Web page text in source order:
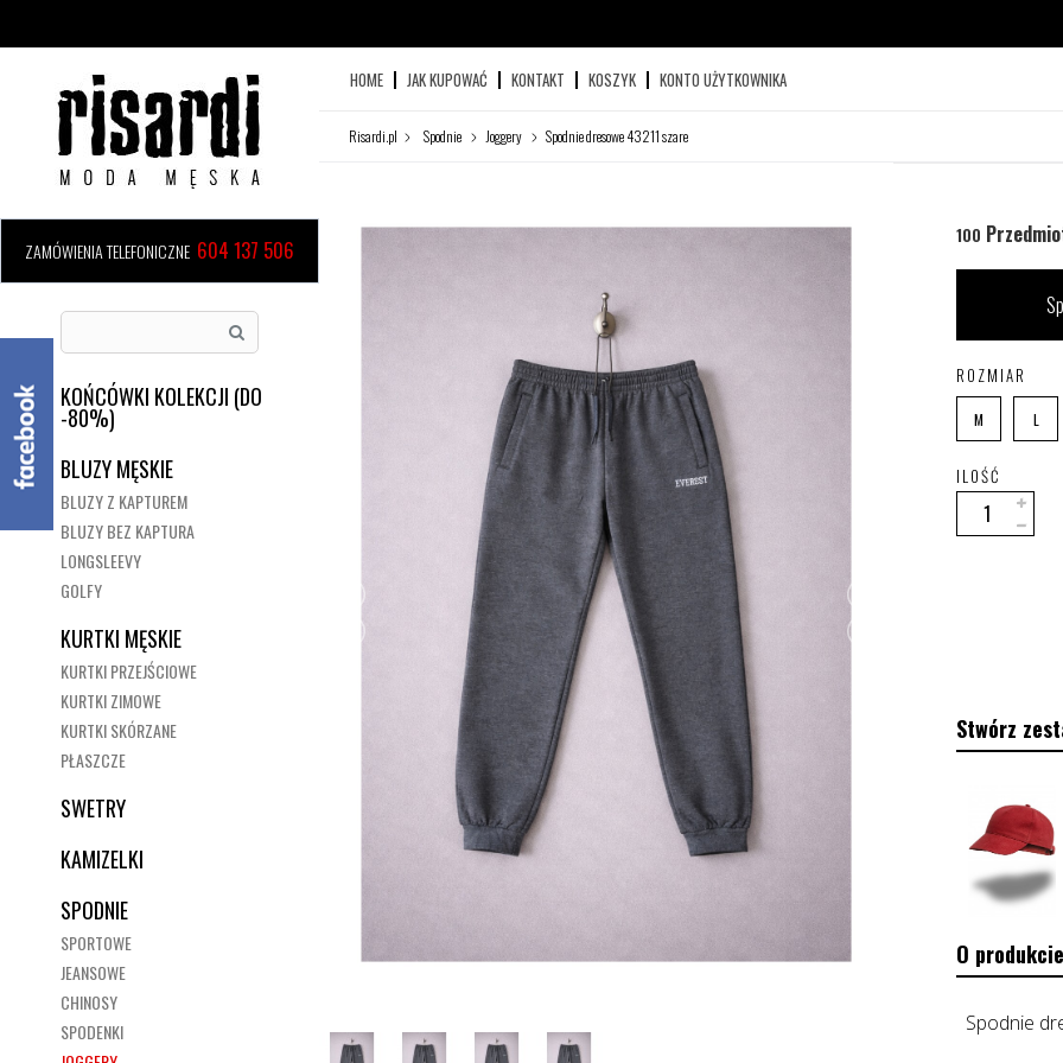
ZAMÓWIENIA TELEFONICZNE 604 137 506
KOŃCÓWKI KOLEKCJI (DO
-80%)
BLUZY MĘSKIE
BLUZY Z KAPTUREM
BLUZY BEZ KAPTURA
LONGSLEEVY
GOLFY
KURTKI MĘSKIE
KURTKI PRZEJŚCIOWE
KURTKI ZIMOWE
KURTKI SKÓRZANE
PŁASZCZE
SWETRY
KAMIZELKI
SPODNIE
SPORTOWE
JEANSOWE
CHINOSY
SPODENKI
HOME JAK KUPOWAĆ KONTAKT KOSZYK KONTO UŻYTKOWNIKA
Risardi.pl Spodnie Joggery Spodnie dresowe 43211 szare
100
ROZMIAR
M L
ILOŚĆ
Stwórz
O
Spodnie